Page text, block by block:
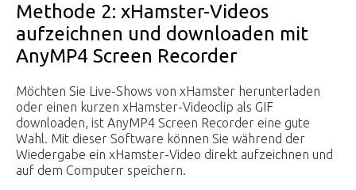
Methode 2: xHamster-Videos
aufzeichnen und downloaden mit
AnyMP4 Screen Recorder
Möchten Sie Live-Shows von xHamster herunterladen
oder einen kurzen xHamster-Videoclip als GIF
downloaden, ist AnyMP4 Screen Recorder eine gute
Wahl. Mit dieser Software können Sie während der
Wiedergabe ein xHamster-Video direkt aufzeichnen und
auf dem Computer speichern.